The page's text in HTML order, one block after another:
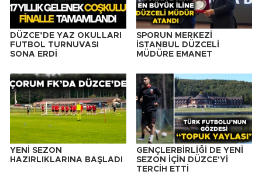
DÜZCE’DE YAZ OKULLARI
FUTBOL TURNUVASI
SONA ERDİ
SPORUN MERKEZİ
İSTANBUL DÜZCELİ
MÜDÜRE EMANET
YENİ SEZON
HAZIRLIKLARINA BAŞLADI
GENÇLERBİRLİĞİ DE YENİ
SEZON İÇİN DÜZCE'Yİ
TERCİH ETTİ